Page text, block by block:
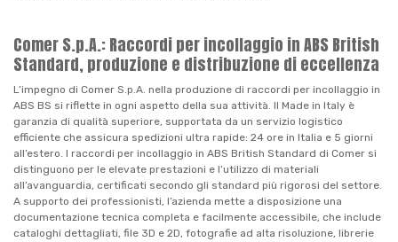
Comer S.p.A.: Raccordi per incollaggio in ABS British
Standard, produzione e distribuzione di eccellenza
L’impegno di Comer S.p.A. nella produzione di raccordi per incollaggio in
ABS BS si riflette in ogni aspetto della sua attività. Il Made in Italy è
garanzia di qualità superiore, supportata da un servizio logistico
efficiente che assicura spedizioni ultra rapide: 24 ore in Italia e 5 giorni
all’estero. I raccordi per incollaggio in ABS British Standard di Comer si
distinguono per le elevate prestazioni e l’utilizzo di materiali
all’avanguardia, certificati secondo gli standard più rigorosi del settore.
A supporto dei professionisti, l’azienda mette a disposizione una
documentazione tecnica completa e facilmente accessibile, che include
cataloghi dettagliati, file 3D e 2D, fotografie ad alta risoluzione, librerie